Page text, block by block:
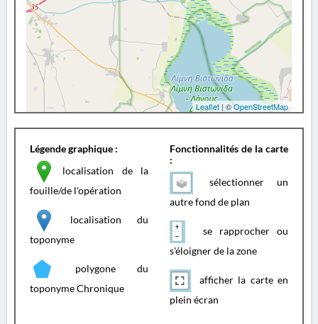
Leaflet | ©OpenStreetMap
Légende graphique :
localisation de la
fouille/de l'opération
localisation du
toponyme
polygone du
toponyme Chronique
Fonctionnalités de la carte
:
sélectionner un
autre fond de plan
se rapprocher ou
s'éloigner de la zone
afficher la carte en
plein écran